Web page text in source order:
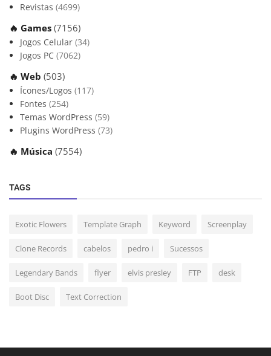
Revistas (4699)
🔥 Games (7156)
Jogos Celular (34)
Jogos PC (7062)
🔥 Web (503)
Ícones/Logos (117)
Fontes (254)
Temas WordPress (59)
Plugins WordPress (73)
🔥 Música (7554)
TAGS
Exotic Flowers Template Graph Keyword Screenplay
Clone Records cabelos pedro i Sucessos
Legendary Bands flyer elvis presley FTP desk
Boot Disc Text Correction